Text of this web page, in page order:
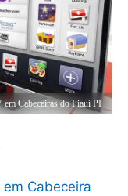
Cabeceiras do Piauí PI
em Cabeceira